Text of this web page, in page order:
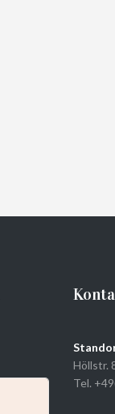
Höllstr.
Tel.